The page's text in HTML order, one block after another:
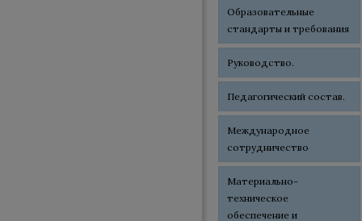
Образовательные
стандарты и требования
Руководство.
Педагогический состав.
Международное
сотрудничество
Материально-
техническое
обеспечение и